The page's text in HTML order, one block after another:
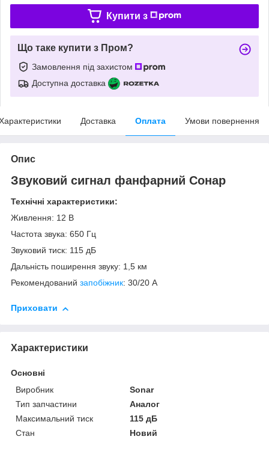
Купити з
Що таке купити з Пром?
Замовлення під захистом
Доступна доставка
Доставка Оплата Умови повернення
Опис
Звуковий сигнал фанфарний Сонар
Технічні характеристики:
Живлення: 12 В
Частота звука: 650 Гц
Звуковий тиск: 115 дБ
Дальність поширення звуку: 1,5 км
Рекомендований запобіжник: 30/20 А
Приховати
Характеристики
Основні
Виробник
Sonar
Тип запчастини
Аналог
Максимальний тиск
115 дБ
Стан
Новий